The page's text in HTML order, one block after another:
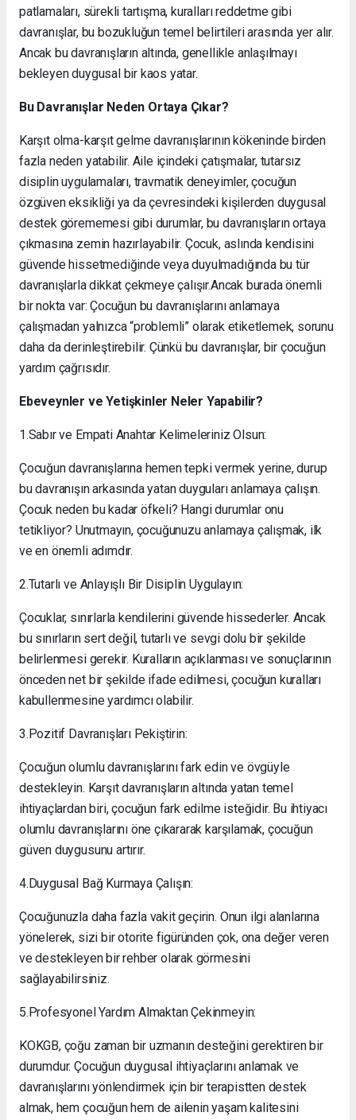
patlamaları, sürekli tartışma, kuralları reddetme gibi
davranışlar, bu bozukluğun temel belirtileri arasında yer alır.
Ancak bu davranışların altında, genellikle anlaşılmayı
bekleyen duygusal bir kaos yatar.
Bu Davranışlar Neden Ortaya Çıkar?
Karşıt olma-karşıt gelme davranışlarının kökeninde birden
fazla neden yatabilir. Aile içindeki çatışmalar, tutarsız
disiplin uygulamaları, travmatik deneyimler, çocuğun
özgüven eksikliği ya da çevresindeki kişilerden duygusal
destek görememesi gibi durumlar, bu davranışların ortaya
çıkmasına zemin hazırlayabilir. Çocuk, aslında kendisini
güvende hissetmediğinde veya duyulmadığında bu tür
davranışlarla dikkat çekmeye çalışır.Ancak burada önemli
bir nokta var: Çocuğun bu davranışlarını anlamaya
çalışmadan yalnızca “problemli” olarak etiketlemek, sorunu
daha da derinleştirebilir. Çünkü bu davranışlar, bir çocuğun
yardım çağrısıdır.
Ebeveynler ve Yetişkinler Neler Yapabilir?
1.Sabır ve Empati Anahtar Kelimeleriniz Olsun:
Çocuğun davranışlarına hemen tepki vermek yerine, durup
bu davranışın arkasında yatan duyguları anlamaya çalışın.
Çocuk neden bu kadar öfkeli? Hangi durumlar onu
tetikliyor? Unutmayın, çocuğunuzu anlamaya çalışmak, ilk
ve en önemli adımdır.
2.Tutarlı ve Anlayışlı Bir Disiplin Uygulayın:
Çocuklar, sınırlarla kendilerini güvende hissederler. Ancak
bu sınırların sert değil, tutarlı ve sevgi dolu bir şekilde
belirlenmesi gerekir. Kuralların açıklanması ve sonuçlarının
önceden net bir şekilde ifade edilmesi, çocuğun kuralları
kabullenmesine yardımcı olabilir.
3.Pozitif Davranışları Pekiştirin:
Çocuğun olumlu davranışlarını fark edin ve övgüyle
destekleyin. Karşıt davranışların altında yatan temel
ihtiyaçlardan biri, çocuğun fark edilme isteğidir. Bu ihtiyacı
olumlu davranışlarını öne çıkararak karşılamak, çocuğun
güven duygusunu artırır.
4.Duygusal Bağ Kurmaya Çalışın:
Çocuğunuzla daha fazla vakit geçirin. Onun ilgi alanlarına
yönelerek, sizi bir otorite figüründen çok, ona değer veren
ve destekleyen bir rehber olarak görmesini
sağlayabilirsiniz.
5.Profesyonel Yardım Almaktan Çekinmeyin:
KOKGB, çoğu zaman bir uzmanın desteğini gerektiren bir
durumdur. Çocuğun duygusal ihtiyaçlarını anlamak ve
davranışlarını yönlendirmek için bir terapistten destek
almak, hem çocuğun hem de ailenin yaşam kalitesini